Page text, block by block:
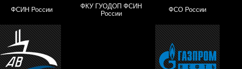
ФСИН России
ФКУ ГУОДОП ФСИН
России
ФСО России